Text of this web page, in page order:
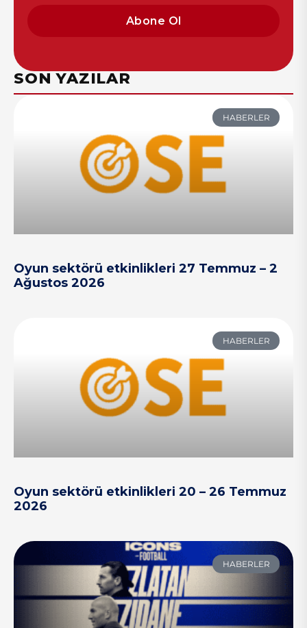
Abone Ol
SON YAZILAR
HABERLER
Oyun sektörü etkinlikleri 27 Temmuz – 2
Ağustos 2026
HABERLER
Oyun sektörü etkinlikleri 20 – 26 Temmuz
2026
HABERLER